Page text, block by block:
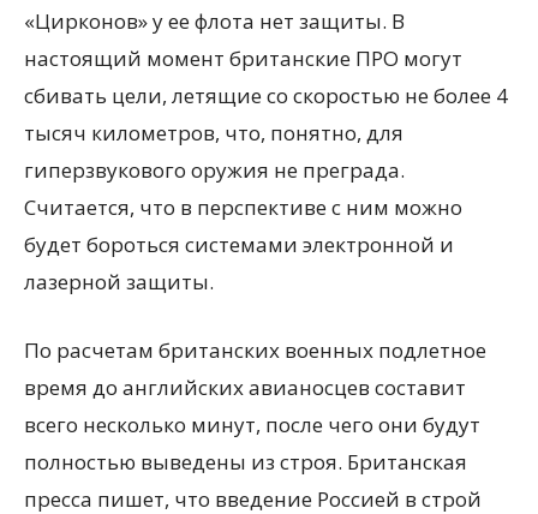
«Цирконов» у ее флота нет защиты. В
настоящий момент британские ПРО могут
сбивать цели, летящие со скоростью не более 4
тысяч километров, что, понятно, для
гиперзвукового оружия не преграда.
Считается, что в перспективе с ним можно
будет бороться системами электронной и
лазерной защиты.
По расчетам британских военных подлетное
время до английских авианосцев составит
всего несколько минут, после чего они будут
полностью выведены из строя. Британская
пресса пишет, что введение Россией в строй